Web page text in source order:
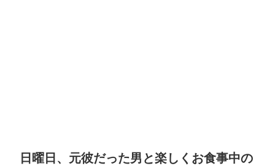
日曜日、元彼だった男と楽しくお食事中の